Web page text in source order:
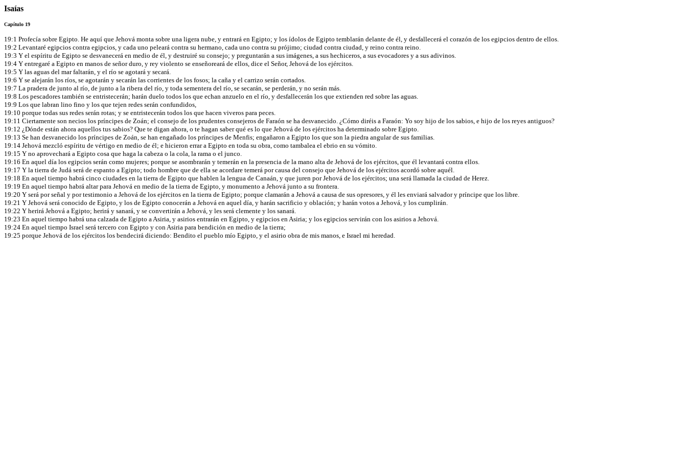
Isaías
Capítulo 19
19:1 Profecía sobre Egipto. He aquí que Jehová monta sobre una ligera nube, y entrará en Egipto; y los ídolos de Egipto temblarán delante de él, y desfallecerá el corazón de los egipcios dentro de ellos.
19:2 Levantaré egipcios contra egipcios, y cada uno peleará contra su hermano, cada uno contra su prójimo; ciudad contra ciudad, y reino contra reino.
19:3 Y el espíritu de Egipto se desvanecerá en medio de él, y destruiré su consejo; y preguntarán a sus imágenes, a sus hechiceros, a sus evocadores y a sus adivinos.
19:4 Y entregaré a Egipto en manos de señor duro, y rey violento se enseñoreará de ellos, dice el Señor, Jehová de los ejércitos.
19:5 Y las aguas del mar faltarán, y el río se agotará y secará.
19:6 Y se alejarán los ríos, se agotarán y secarán las corrientes de los fosos; la caña y el carrizo serán cortados.
19:7 La pradera de junto al río, de junto a la ribera del río, y toda sementera del río, se secarán, se perderán, y no serán más.
19:8 Los pescadores también se entristecerán; harán duelo todos los que echan anzuelo en el río, y desfallecerán los que extienden red sobre las aguas.
19:9 Los que labran lino fino y los que tejen redes serán confundidos,
19:10 porque todas sus redes serán rotas; y se entristecerán todos los que hacen viveros para peces.
19:11 Ciertamente son necios los príncipes de Zoán; el consejo de los prudentes consejeros de Faraón se ha desvanecido. ¿Cómo diréis a Faraón: Yo soy hijo de los sabios, e hijo de los reyes antiguos?
19:12 ¿Dónde están ahora aquellos tus sabios? Que te digan ahora, o te hagan saber qué es lo que Jehová de los ejércitos ha determinado sobre Egipto.
19:13 Se han desvanecido los príncipes de Zoán, se han engañado los príncipes de Menfis; engañaron a Egipto los que son la piedra angular de sus familias.
19:14 Jehová mezcló espíritu de vértigo en medio de él; e hicieron errar a Egipto en toda su obra, como tambalea el ebrio en su vómito.
19:15 Y no aprovechará a Egipto cosa que haga la cabeza o la cola, la rama o el junco.
19:16 En aquel día los egipcios serán como mujeres; porque se asombrarán y temerán en la presencia de la mano alta de Jehová de los ejércitos, que él levantará contra ellos.
19:17 Y la tierra de Judá será de espanto a Egipto; todo hombre que de ella se acordare temerá por causa del consejo que Jehová de los ejércitos acordó sobre aquél.
19:18 En aquel tiempo habrá cinco ciudades en la tierra de Egipto que hablen la lengua de Canaán, y que juren por Jehová de los ejércitos; una será llamada la ciudad de Herez.
19:19 En aquel tiempo habrá altar para Jehová en medio de la tierra de Egipto, y monumento a Jehová junto a su frontera.
19:20 Y será por señal y por testimonio a Jehová de los ejércitos en la tierra de Egipto; porque clamarán a Jehová a causa de sus opresores, y él les enviará salvador y príncipe que los libre.
19:21 Y Jehová será conocido de Egipto, y los de Egipto conocerán a Jehová en aquel día, y harán sacrificio y oblación; y harán votos a Jehová, y los cumplirán.
19:22 Y herirá Jehová a Egipto; herirá y sanará, y se convertirán a Jehová, y les será clemente y los sanará.
19:23 En aquel tiempo habrá una calzada de Egipto a Asiria, y asirios entrarán en Egipto, y egipcios en Asiria; y los egipcios servirán con los asirios a Jehová.
19:24 En aquel tiempo Israel será tercero con Egipto y con Asiria para bendición en medio de la tierra;
19:25 porque Jehová de los ejércitos los bendecirá diciendo: Bendito el pueblo mío Egipto, y el asirio obra de mis manos, e Israel mi heredad.